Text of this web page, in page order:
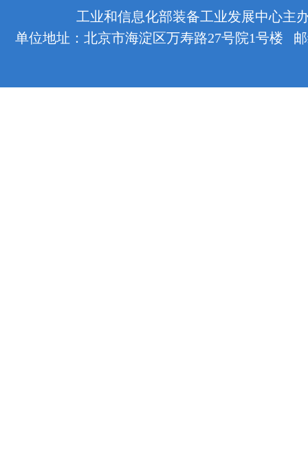
工业和信息化部装备工业发展中心主
单位地址：北京市海淀区万寿路27号院1号楼